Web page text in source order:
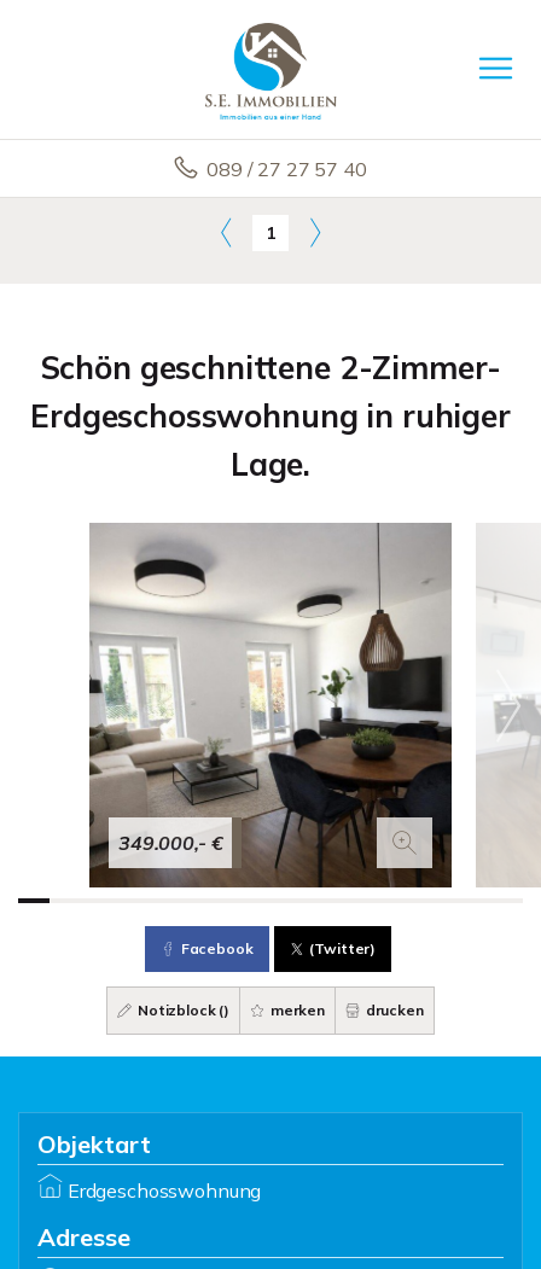
089 / 27 27 57 40
1
Schön geschnittene 2-Zimmer-
Erdgeschosswohnung in ruhiger
Lage.
349.000,- €
Facebook (Twitter)
Notizblock () merken drucken
Objektart
Erdgeschosswohnung
Adresse